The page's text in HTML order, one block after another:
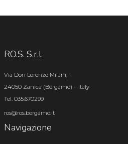
RO.S. S.r.l.
Via Don Lorenzo Milani, 1
24050 Zanica (Bergamo) – Italy
Tel. 035.670299
ros@ros.bergamo.it
Navigazione